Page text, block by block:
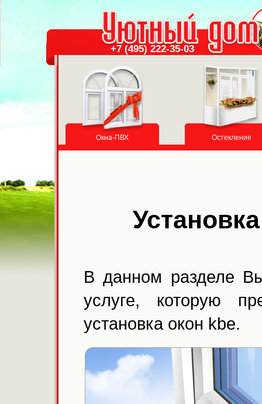
+7 (495) 222-35-03
Окна-ПВХ Остекление
В данном разделе
услуге, которую
установка окон kbe.